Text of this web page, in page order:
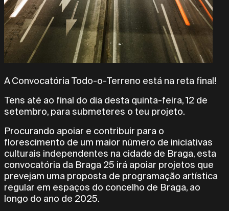
A Convocatória Todo-o-Terreno está na reta final!
Tens até ao final do dia desta quinta-feira, 12 de
setembro, para submeteres o teu projeto.
Procurando apoiar e contribuir para o
florescimento de um maior número de iniciativas
culturais independentes na cidade de Braga, esta
convocatória da Braga 25 irá apoiar projetos que
prevejam uma proposta de programação artística
regular em espaços do concelho de Braga, ao
longo do ano de 2025.